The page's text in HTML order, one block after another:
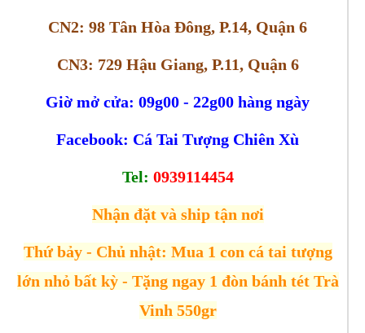
CN2: 98 Tân Hòa Đông, P.14, Quận 6
CN3: 729 Hậu Giang, P.11, Quận 6
Giờ mở cửa: 09g00 - 22g00 hàng ngày
Facebook: Cá Tai Tượng Chiên Xù
Tel: 0939114454
Nhận đặt và ship tận nơi
Thứ bảy - Chủ nhật: Mua 1 con cá tai tượng
lớn nhỏ bất kỳ - Tặng ngay 1 đòn bánh tét Trà
Vinh 550gr